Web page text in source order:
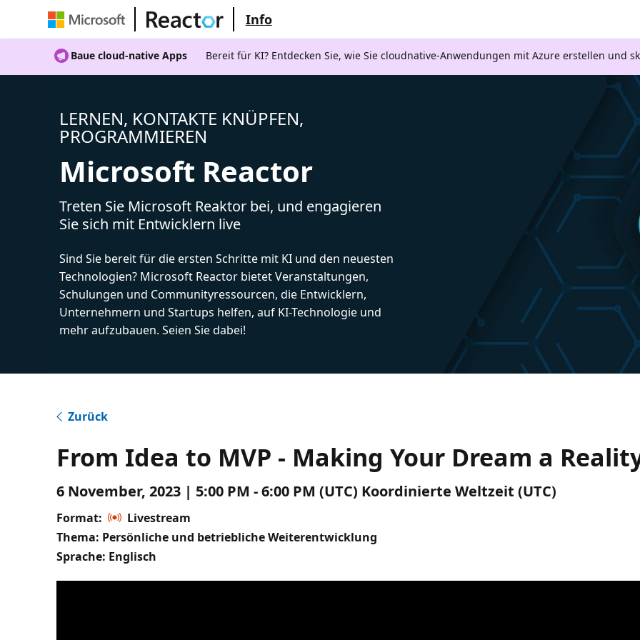
Info
Baue cloud-native Apps Bereit für KI? Entdecken Sie, wie Sie cloudnative-Anwendungen mit Azure erstellen und
LERNEN, KONTAKTE KNÜPFEN,
PROGRAMMIEREN
Microsoft Reactor
Treten Sie Microsoft Reaktor bei, und engagieren
Sie sich mit Entwicklern live
Sind Sie bereit für die ersten Schritte mit KI und den neuesten
Technologien? Microsoft Reactor bietet Veranstaltungen,
Schulungen und Communityressourcen, die Entwicklern,
Unternehmern und Startups helfen, auf KI-Technologie und
mehr aufzubauen. Seien Sie dabei!
Zurück
From Idea to MVP - Making Your Dream a
6 November, 2023 | 5:00 PM - 6:00 PM (UTC) Koordinierte Weltzeit (UTC)
Format:
Livestream
Thema: Persönliche und betriebliche Weiterentwicklung
Sprache: Englisch